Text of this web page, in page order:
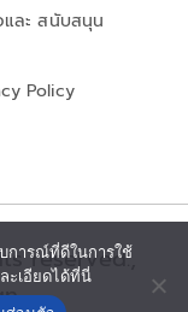
ละ สนับสนุน
Policy
reserved.,
การณ์ที่ดีในการใช้
ะเอียดได้ที่นี่